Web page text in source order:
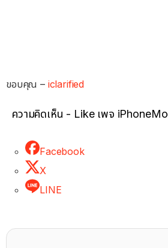
ขอบคุณ – iclarified
ความคิดเห็น - Like เพจ
Facebook
X
LINE